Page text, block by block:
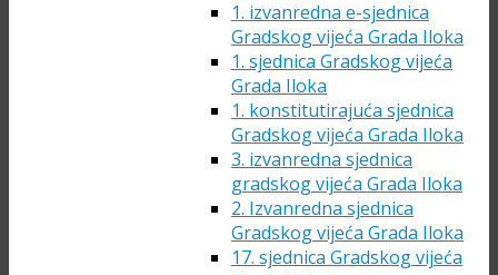
1. izvanredna e-sjednica
Gradskog vijeća Grada Iloka
1. sjednica Gradskog vijeća
Grada Iloka
1. konstitutirajuća sjednica
Gradskog vijeća Grada Iloka
3. izvanredna sjednica
gradskog vijeća Grada Iloka
2. Izvanredna sjednica
Gradskog vijeća Grada Iloka
17. sjednica Gradskog vijeća